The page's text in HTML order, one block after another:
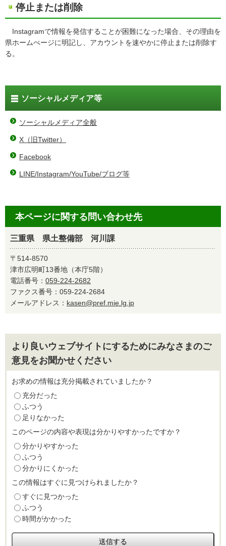
停止または削除
Instagramで情報を発信することが困難になった場合、その理由を
県ホームぺージに明記し、アカウントを速やかに停止または削除す
る。
ソーシャルメディア等
ソーシャルメディア全般
X（旧Twitter）
Facebook
LINE/Instagram/YouTube/ブログ等
本ページに関する問い合わせ先
三重県 県土整備部 河川課
〒514-8570
津市広明町13番地（本庁5階）
電話番号： 059-224-2682
ファクス番号：059-224-2684
メールアドレス： kasen@pref.mie.lg.jp
より良いウェブサイトにするためにみなさまのご
意見をお聞かせください
お求めの情報は充分掲載されていましたか？
充分だった
ふつう
足りなかった
このページの内容や表現は分かりやすかったですか？
分かりやすかった
ふつう
分かりにくかった
この情報はすぐに見つけられましたか？
すぐに見つかった
ふつう
時間がかかった